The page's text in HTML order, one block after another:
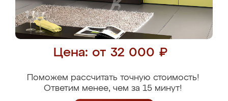
Цена: от 32 000 ₽
Поможем рассчитать точную стоимость!
Ответим менее, чем за 15 минут!